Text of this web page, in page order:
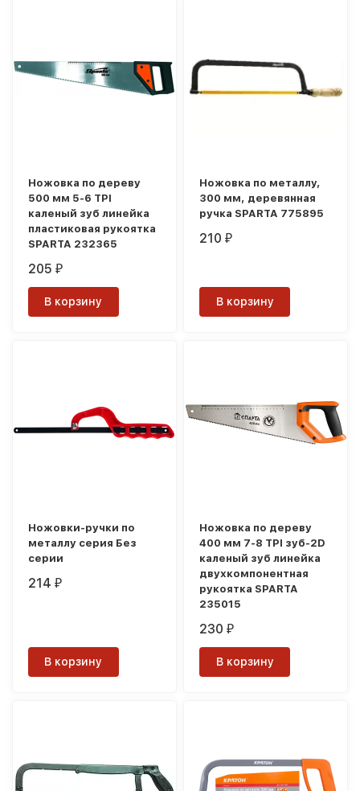
Ножовка по дереву
500 мм 5-6 TPI
каленый зуб линейка
пластиковая рукоятка
SPARTA 232365
205₽
В корзину
Ножовка по металлу,
300 мм, деревянная
ручка SPARTA 775895
210₽
В корзину
Ножовки-ручки по
металлу серия Без
серии
214₽
В корзину
Ножовка по дереву
400 мм 7-8 TPI зуб-2D
каленый зуб линейка
двухкомпонентная
рукоятка SPARTA
235015
230₽
В корзину